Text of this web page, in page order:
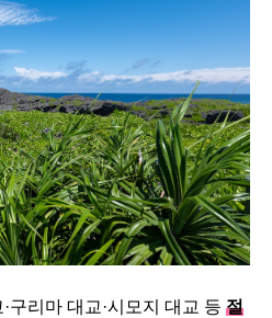
구리마 대교·시모지 대교 등 절